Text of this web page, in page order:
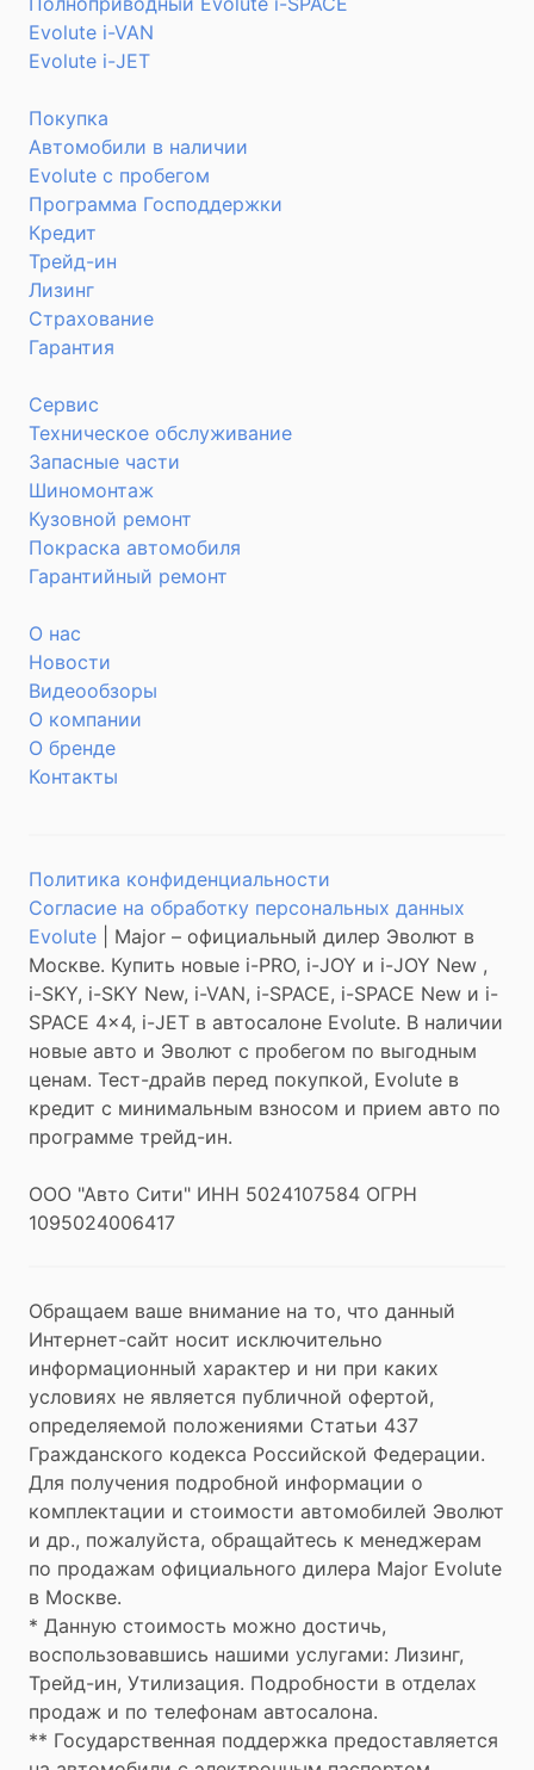
Evolute i-VAN
Evolute i-JET
Покупка
Автомобили в наличии
Evolute с пробегом
Программа Господдержки
Кредит
Трейд-ин
Лизинг
Страхование
Гарантия
Сервис
Техническое обслуживание
Запасные части
Шиномонтаж
Кузовной ремонт
Покраска автомобиля
Гарантийный ремонт
О нас
Новости
Видеообзоры
О компании
О бренде
Контакты
Политика конфиденциальности
Согласие на обработку персональных данных
Evolute | Major – официальный дилер Эволют в
Москве. Купить новые i-PRO, i-JOY и i-JOY New ,
i-SKY, i-SKY New, i-VAN, i-SPACE, i-SPACE New и i-
SPACE 4x4, i-JET в автосалоне Evolute. В наличии
новые авто и Эволют с пробегом по выгодным
ценам. Тест-драйв перед покупкой, Evolute в
кредит с минимальным взносом и прием авто по
программе трейд-ин.
ООО "Авто Сити" ИНН 5024107584 ОГРН
1095024006417
Обращаем ваше внимание на то, что данный
Интернет-сайт носит исключительно
информационный характер и ни при каких
условиях не является публичной офертой,
определяемой положениями Статьи 437
Гражданского кодекса Российской Федерации.
Для получения подробной информации о
комплектации и стоимости автомобилей Эволют
и др., пожалуйста, обращайтесь к менеджерам
по продажам официального дилера Major Evolute
в Москве.
* Данную стоимость можно достичь,
воспользовавшись нашими услугами: Лизинг,
Трейд-ин, Утилизация. Подробности в отделах
продаж и по телефонам автосалона.
** Государственная поддержка предоставляется